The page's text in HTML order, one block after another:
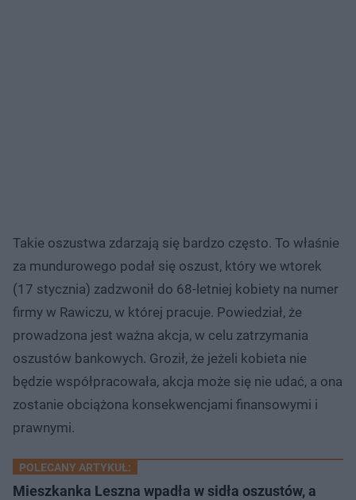
Takie oszustwa zdarzają się bardzo często. To właśnie
za mundurowego podał się oszust, który we wtorek
(17 stycznia) zadzwonił do 68-letniej kobiety na numer
firmy w Rawiczu, w której pracuje. Powiedział, że
prowadzona jest ważna akcja, w celu zatrzymania
oszustów bankowych. Groził, że jeżeli kobieta nie
będzie współpracowała, akcja może się nie udać, a ona
zostanie obciążona konsekwencjami finansowymi i
prawnymi.
POLECANY ARTYKUŁ:
Mieszkanka Leszna wpadła w sidła oszustów, a